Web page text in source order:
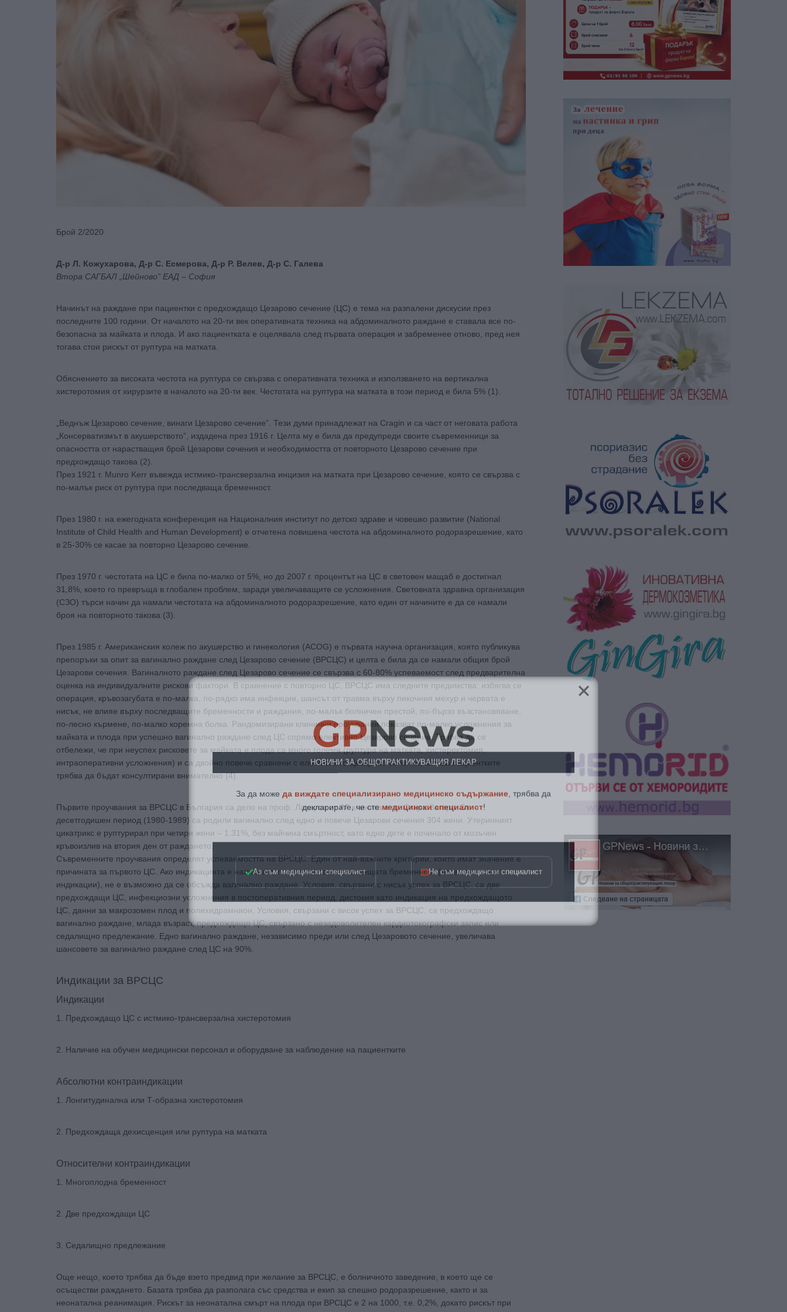
Брой 2/2020
Д-р Л. Кожухарова, Д-р С. Есмерова, Д-р Р. Велев, Д-р С. Галева
Втора САГБАЛ „Шейново” ЕАД – София
Начинът на раждане при пациентки с предхождащо Цезарово сечение (ЦС) е тема на разпалени дискусии през
последните 100 години. От началото на 20-ти век оперативната техника на абдоминалното раждане е ставала все по-
безопасна за майката и плода. И ако пациентката е оцелявала след първата операция и забременее отново, пред нея
тогава стои рискът от руптура на матката.
Обяснението за високата честота на руптура се свързва с оперативната техника и използването на вертикална
хистеротомия от хирурзите в началото на 20-ти век. Честотата на руптура на матката в този период е била 5% (1).
„Веднъж Цезарово сечение, винаги Цезарово сечение”. Тези думи принадлежат на Cragin и са част от неговата работа
„Консерватизмът в акушерството”, издадена през 1916 г. Целта му е била да предупреди своите съвременници за
опасността от нарастващия брой Цезарови сечения и необходимостта от повторното Цезарово сечение при
предхождащо такова (2).
През 1921 г. Munro Kerr въвежда истмико-трансверзална инцизия на матката при Цезарово сечение, която се свързва с
по-малък риск от руптура при последваща бременност.
През 1980 г. на ежегодната конференция на Националния институт по детско здраве и човешко развитие (National
Institute of Child Health and Human Development) е отчетена повишена честота на абдоминалното родоразрешение, като
в 25-30% се касае за повторно Цезарово сечение.
През 1970 г. честотата на ЦС е била по-малко от 5%, но до 2007 г. процентът на ЦС в световен мащаб е достигнал
31,8%, което го превръща в глобален проблем, заради увеличаващите се усложнения. Световната здравна организация
(СЗО) търси начин да намали честотата на абдоминалното родоразрешение, като един от начините е да се намали
броя на повторното такова (3).
През 1985 г. Американския колеж по акушерство и гинекология (ACOG) е първата научна организация, която публикува
препоръки за опит за вагинално раждане след Цезарово сечение (ВРСЦС) и целта е била да се намали общия брой
Цезарови сечения. Вагиналното раждане след Цезарово сечение се свързва с 60-80% успеваемост след предварителна
оценка на индивидуалните рискови фактори. В сравнение с повторно ЦС, ВРСЦС има следните предимства: избягва се
операция, кръвозагубата е по-малка, по-рядко има инфекции, шансът от травма върху пикочния мехур и червата е
нисък, не влияе върху последващите бременности и раждания, по-малък болничен престой, по-бързо възстановяване,
по-лесно кърмене, по-малко коремна болка. Рандомизирани клинични проучвания показват по-малко усложнения за
майката и плода при успешно вагинално раждане след ЦС спрямо елективно Цезарово сечение. Трябва да се
отбележи, че при неуспех рисковете за майката и плода са много големи (руптура на матката, хистеректомия,
интраоперативни усложнения) и са двойно повече сравнени с елективното Цезарово сечение, затова пациентките
трябва да бъдат консултирани внимателно (4).
Първите проучвания за ВРСЦС в България са дело на проф. Лазаров от АГ клиника в гр. Стара Загора. За
десетгодишен период (1980-1989) са родили вагинално след едно и повече Цезарови сечения 304 жени. Утеринният
цикатрикс е руптурирал при четири жени – 1.31%, без майчина смъртност, като едно дете е починало от мозъчен
кръвоизлив на втория ден от раждането.
Съвременните проучвания определят успеваемостта на ВРСЦС. Един от най-важните критерии, които имат значение е
причината за първото ЦС. Ако индикацията е налична и към момента на настоящата бременност (тесен таз, очни
индикации), не е възможно да се обсъжда вагинално раждане. Условия, свързани с нисък успех за ВРСЦС, са две
предхождащи ЦС, инфекциозни усложнения в постоперативния период, дистокия като индикация на предхождащото
ЦС, данни за макрозомен плод и полихидрамнион. Условия, свързани с висок успех за ВРСЦС, са предхождащо
вагинално раждане, млада възраст, предхождащо ЦС, свързано с незадоволителен кардиотокографски запис или
седалищно предлежание. Едно вагинално раждане, независимо преди или след Цезаровото сечение, увеличава
шансовете за вагинално раждане след ЦС на 90%.
Индикации за ВРСЦС
Индикации
1. Предхождащо ЦС с истмико-трансверзална хистеротомия
2. Наличие на обучен медицински персонал и оборудване за наблюдение на пациентките
Абсолютни контраиндикации
1. Лонгитудинална или Т-образна хистеротомия
2. Предхождаща дехисценция или руптура на матката
Относителни контраиндикации
1. Многоплодна бременност
2. Две предхождащи ЦС
3. Седалищно предлежание
Още нещо, което трябва да бъде взето предвид при желание за ВРСЦС, е болничното заведение, в което ще се
осъществи раждането. Базата трябва да разполага със средства и екип за спешно родоразрешение, както и за
неонатална реанимация. Рискът за неонатална смърт на плода при ВРСЦС е 2 на 1000, т.е. 0,2%, докато рискът при
GPNews
НОВИНИ ЗА ОБЩОПРАКТИКУВАЩИЯ ЛЕКАР
декларирате, че стемедицински специалист!
Аз съм медицински специалист Не съм медицински специалист